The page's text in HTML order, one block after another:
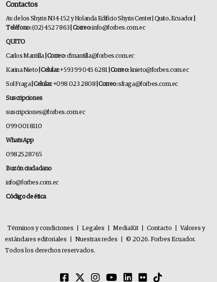
Contactos
Av. de los Shyris N34-152 y Holanda Edificio Shyris Center | Quito, Ecuador
Teléfono:(02) 452 7863 | Correo:info@forbes.com.ec
QUITO
Carlos Mantilla | Correo:cfmantilla@forbes.com.ec
Karina Nieto | Celular:+593 99 045 6281 | Correo:knieto@forbes.com.ec
Sol Fraga| Celular:+098 023 2808 | Correo:sfraga@forbes.com.ec
Suscripciones
suscripciones@forbes.com.ec
099 001 8110
WhatsApp
0982528765
Buzón ciudadano
info@forbes.com.ec
Código de ética
Términos y condiciones Legales MediaKit Contacto
Valores y
estándares editoriales
Nuestras redes
© 2026. Forbes Ecuador.
Todos los derechos reservados.